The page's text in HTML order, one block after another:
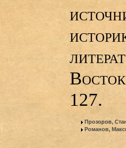
127.
Прозоров,
Романов,